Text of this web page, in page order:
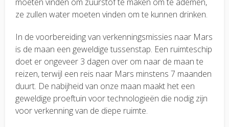
ze zullen water moeten vinden om te kunnen drinken.
In de voorbereiding van verkenningsmissies naar Mars
is de maan een geweldige tussenstap. Een ruimteschip
doet er ongeveer 3 dagen over om naar de maan te
reizen, terwijl een reis naar Mars minstens 7 maanden
duurt. De nabijheid van onze maan maakt het een
geweldige proeftuin voor technologieën die nodig zijn
voor verkenning van de diepe ruimte.